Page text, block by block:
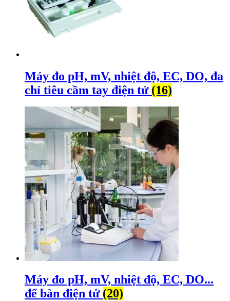
Máy đo pH, mV, nhiệt độ, EC, DO, đa
chỉ tiêu cầm tay điện tử (16)
Máy đo pH, mV, nhiệt độ, EC, DO...
để bàn điện tử (20)